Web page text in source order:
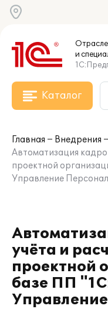
и
Каталог
Главная
Внедрения
Автоматизация
проектной
Управление
учёта и
проектной
базе ПП